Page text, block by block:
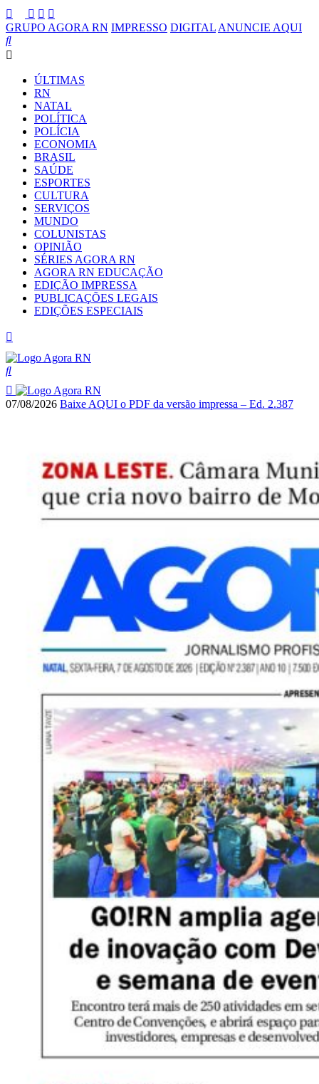
GRUPO AGORA RN IMPRESSO DIGITAL ANUNCIE AQUI
ÚLTIMAS
RN
NATAL
POLÍTICA
POLÍCIA
ECONOMIA
BRASIL
SAÚDE
ESPORTES
CULTURA
SERVIÇOS
MUNDO
COLUNISTAS
OPINIÃO
SÉRIES AGORA RN
AGORA RN EDUCAÇÃO
EDIÇÃO IMPRESSA
PUBLICAÇÕES LEGAIS
EDIÇÕES ESPECIAIS
07/08/2026 Baixe AQUI o PDF da versão impressa – Ed. 2.387